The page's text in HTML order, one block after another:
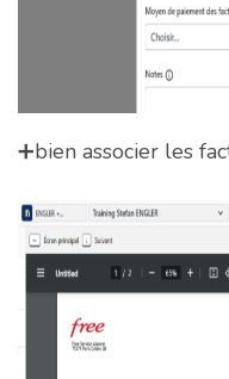
➕bien associer les